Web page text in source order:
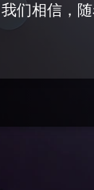
我们相信，